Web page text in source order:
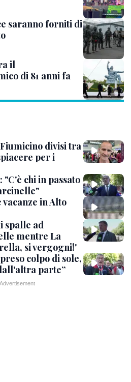
saranno forniti di
il
di 81 anni fa
divisi tra
per i
chi in passato
in Alto
spalle ad
mentre La
si vergogni!'
colpo di sole,
parte”